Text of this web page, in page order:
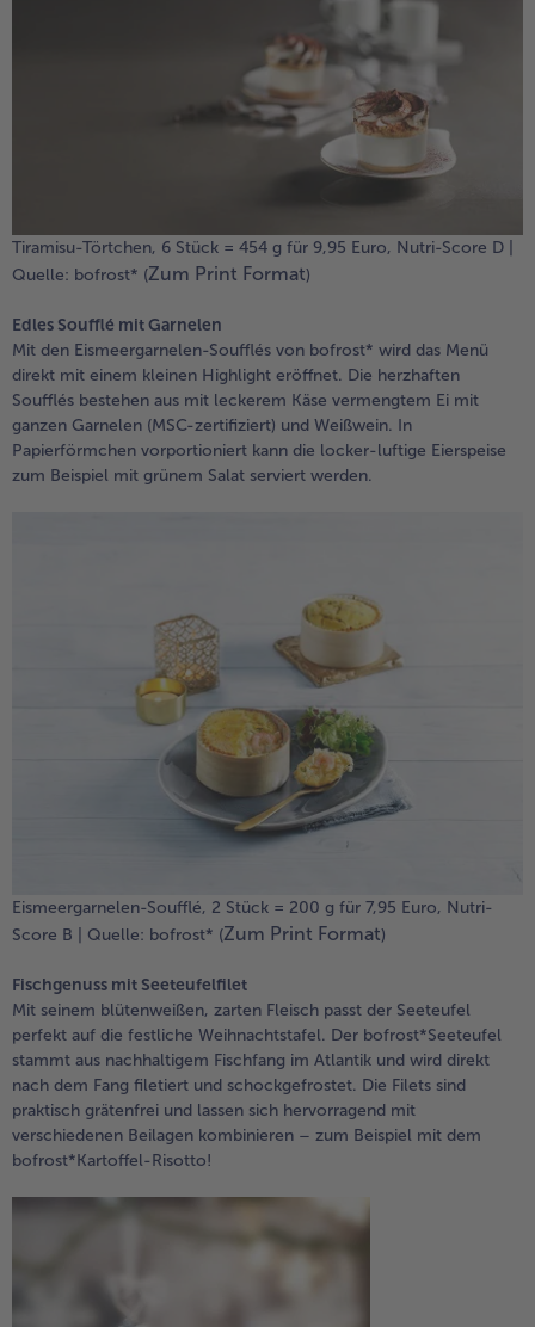
Tiramisu-Törtchen, 6 Stück = 454 g für 9,95 Euro, Nutri-Score D |
Quelle: bofrost* (Zum Print Format)
Edles Soufflé mit Garnelen
Mit den Eismeergarnelen-Soufflés von bofrost* wird das Menü
direkt mit einem kleinen Highlight eröffnet. Die herzhaften
Soufflés bestehen aus mit leckerem Käse vermengtem Ei mit
ganzen Garnelen (MSC-zertifiziert) und Weißwein. In
Papierförmchen vorportioniert kann die locker-luftige Eierspeise
zum Beispiel mit grünem Salat serviert werden.
Eismeergarnelen-Soufflé, 2 Stück = 200 g für 7,95 Euro, Nutri-
Score B | Quelle: bofrost* (Zum Print Format)
Fischgenuss mit Seeteufelfilet
Mit seinem blütenweißen, zarten Fleisch passt der Seeteufel
perfekt auf die festliche Weihnachtstafel. Der bofrost*Seeteufel
stammt aus nachhaltigem Fischfang im Atlantik und wird direkt
nach dem Fang filetiert und schockgefrostet. Die Filets sind
praktisch grätenfrei und lassen sich hervorragend mit
verschiedenen Beilagen kombinieren – zum Beispiel mit dem
bofrost*Kartoffel-Risotto!